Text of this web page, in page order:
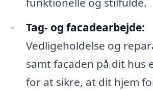
Tag- og facadearbejde:
Vedligeholdelse og
samt facaden på dit hus
for at sikre, at dit hjem